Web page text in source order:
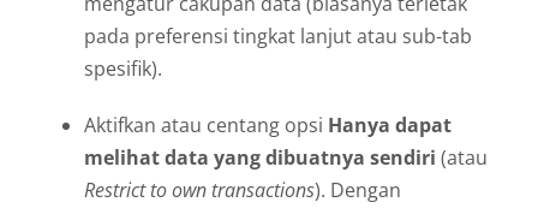
pada preferensi tingkat lanjut atau sub-tab
spesifik).
Aktifkan atau centang opsi Hanya dapat
melihat data yang dibuatnya sendiri (atau
Restrict to own transactions). Dengan